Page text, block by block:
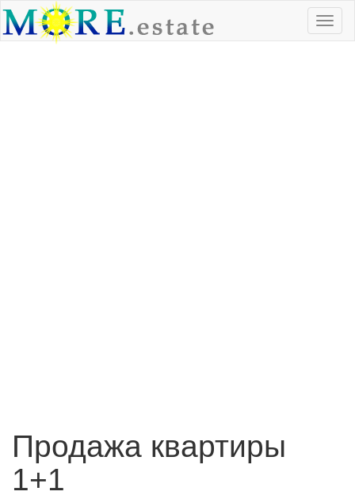
Продажа квартиры
1+1